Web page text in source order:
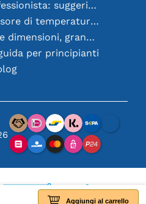
Aggiungi al carrello
Saldare come un professionista: suggerimenti per connessioni elettroniche perfette
Scegliere il giusto sensore di temperatura [youtube]
Batterie 18650: piccole dimensioni, grandi prestazioni
per principianti